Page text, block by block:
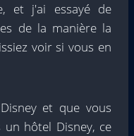
et j'ai essayé de
de la manière la
voir si vous en
et que vous
un hôtel Disney, ce